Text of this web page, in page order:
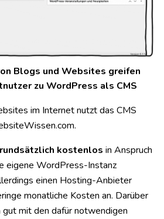
Blogs und Websites greifen
zu WordPress als CMS
im Internet nutzt das CMS
kostenlos in Anspruch
eigene WordPress-Instanz
einen Hosting-Anbieter
monatliche Kosten an. Darüber
mit den dafür notwendigen